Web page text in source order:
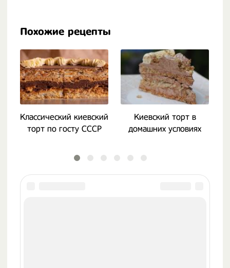
Похожие рецепты
Классический киевский
торт по госту СССР
Киевский торт в
домашних условиях